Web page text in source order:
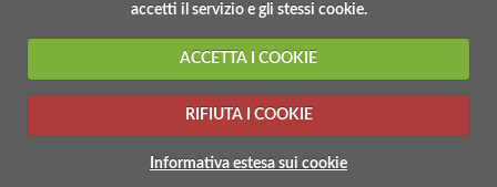
accetti il servizio e gli stessi cookie.
ACCETTA I COOKIE
RIFIUTA I COOKIE
Informativa estesa sui cookie